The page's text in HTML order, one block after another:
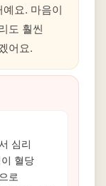
요. 마음이
도 훨씬
어요.
심리
혈당
로